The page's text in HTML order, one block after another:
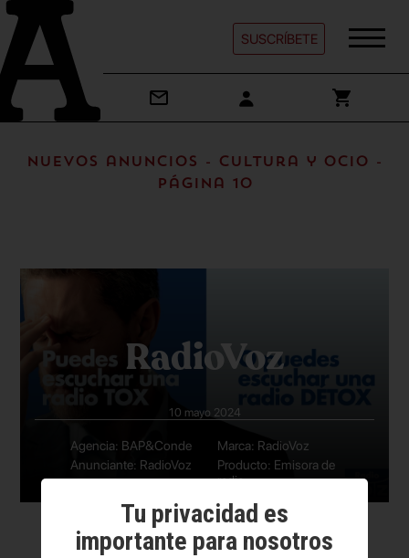
SUSCRÍBETE
Nuevos anuncios - Cultura y ocio -
Página 10
RadioVoz
10 mayo 2024
Agencia: BAP&Conde
Marca: RadioVoz
Anunciante: RadioVoz
Producto: Emisora de
radio
Tu privacidad es
importante para nosotros